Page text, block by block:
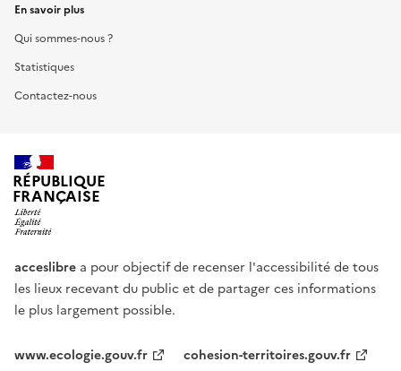
En savoir plus
Qui sommes-nous ?
Statistiques
Contactez-nous
RÉPUBLIQUE
FRANÇAISE
acceslibre a pour objectif de recenser l'accessibilité de tous
les lieux recevant du public et de partager ces informations
le plus largement possible.
www.ecologie.gouv.fr
cohesion-territoires.gouv.fr